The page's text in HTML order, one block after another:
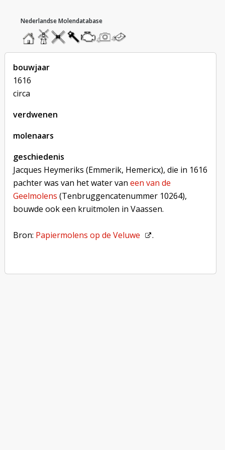
homemolendatabase
roedendatabase
assendatabase
motorendatabase
stuur
een
foto
stuur
een
bericht
bouwjaar
1616
verdwenen
molenaars
geschiedenis
Jacques Heymeriks (Emmerik, Hemericx), die in 1616
pachter was van het water van een van de
Geelmolens (Tenbruggencatenummer 10264),
bouwde ook een kruitmolen in Vaassen.
Bron: Papiermolens op de Veluwe .